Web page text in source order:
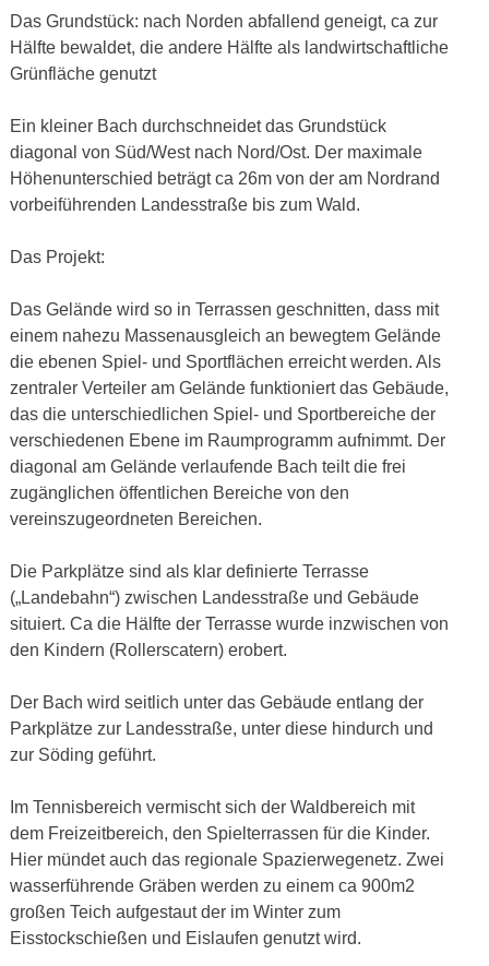
Das Grundstück: nach Norden abfallend geneigt, ca zur
Hälfte bewaldet, die andere Hälfte als landwirtschaftliche
Grünfläche genutzt
Ein kleiner Bach durchschneidet das Grundstück
diagonal von Süd/West nach Nord/Ost. Der maximale
Höhenunterschied beträgt ca 26m von der am Nordrand
vorbeiführenden Landesstraße bis zum Wald.
Das Projekt:
Das Gelände wird so in Terrassen geschnitten, dass mit
einem nahezu Massenausgleich an bewegtem Gelände
die ebenen Spiel- und Sportflächen erreicht werden. Als
zentraler Verteiler am Gelände funktioniert das Gebäude,
das die unterschiedlichen Spiel- und Sportbereiche der
verschiedenen Ebene im Raumprogramm aufnimmt. Der
diagonal am Gelände verlaufende Bach teilt die frei
zugänglichen öffentlichen Bereiche von den
vereinszugeordneten Bereichen.
Die Parkplätze sind als klar definierte Terrasse
(„Landebahn“) zwischen Landesstraße und Gebäude
situiert. Ca die Hälfte der Terrasse wurde inzwischen von
den Kindern (Rollerscatern) erobert.
Der Bach wird seitlich unter das Gebäude entlang der
Parkplätze zur Landesstraße, unter diese hindurch und
zur Söding geführt.
Im Tennisbereich vermischt sich der Waldbereich mit
dem Freizeitbereich, den Spielterrassen für die Kinder.
Hier mündet auch das regionale Spazierwegenetz. Zwei
wasserführende Gräben werden zu einem ca 900m2
großen Teich aufgestaut der im Winter zum
Eisstockschießen und Eislaufen genutzt wird.